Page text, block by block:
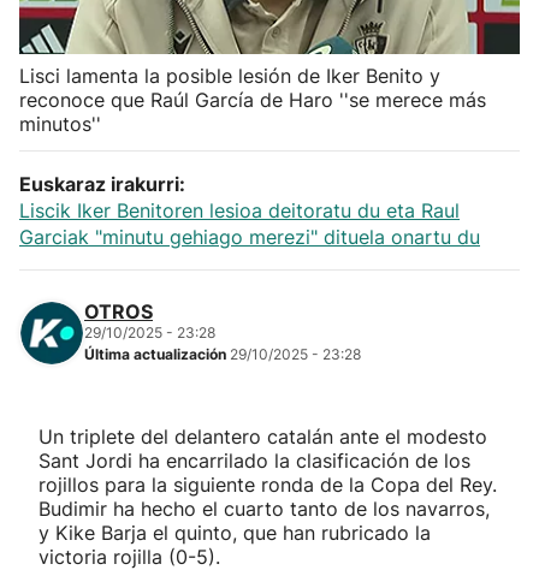
Kirolak 360
Atletismo
Carreras de montaña
Más deportes
"Helmuga"
Lisci lamenta la posible lesión de Iker Benito y
reconoce que Raúl García de Haro ''se merece más
minutos''
Euskaraz irakurri:
Liscik Iker Benitoren lesioa deitoratu du eta Raul
Garciak "minutu gehiago merezi" dituela onartu du
OTROS
29/10/2025 - 23:28
Última actualización 29/10/2025 - 23:28
Un triplete del delantero catalán ante el modesto
Sant Jordi ha encarrilado la clasificación de los
rojillos para la siguiente ronda de la Copa del Rey.
Budimir ha hecho el cuarto tanto de los navarros,
y Kike Barja el quinto, que han rubricado la
victoria rojilla (0-5).